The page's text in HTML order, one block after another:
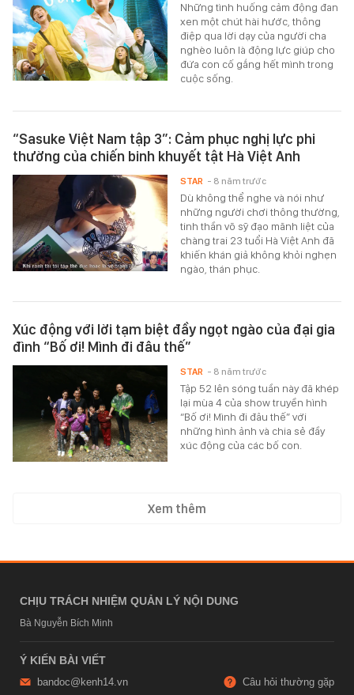
Những tình huống cảm động đan
xen một chút hài hước, thông
điệp qua lời dạy của người cha
nghèo luôn là động lực giúp cho
đứa con cố gắng hết mình trong
cuộc sống.
“Sasuke Việt Nam tập 3”: Cảm phục nghị lực phi
thường của chiến binh khuyết tật Hà Việt Anh
Dù không thể nghe và nói như
những người chơi thông thường,
tinh thần võ sỹ đạo mãnh liệt của
chàng trai 23 tuổi Hà Việt Anh đã
khiến khán giả không khỏi nghẹn
ngào, thán phục.
STAR - 8 năm trước
Xúc động với lời tạm biệt đầy ngọt ngào của đại gia
đình “Bố ơi! Mình đi đâu thế”
Tập 52 lên sóng tuần này đã khép
lại mùa 4 của show truyền hình
“Bố ơi! Mình đi đâu thế” với
những hình ảnh và chia sẻ đầy
xúc động của các bố con.
STAR - 8 năm trước
Xem thêm
CHỊU TRÁCH NHIỆM QUẢN LÝ NỘI DUNG
Bà Nguyễn Bích Minh
Ý KIẾN BÀI VIẾT
bandoc@kenh14.vn Câu hỏi thường gặp